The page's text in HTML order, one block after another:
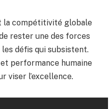
la compétitivité globale
rester une des forces
défis qui subsistent.
performance humaine
viser l’excellence.